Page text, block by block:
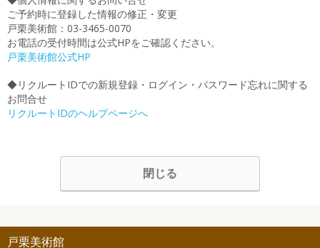
ご予約時に登録した情報の修正・変更
戸栗美術館：03-3465-0070
お電話の受付時間は公式HPをご確認ください。
戸栗美術館公式HP
◆リクルートIDでの新規登録・ログイン・パスワード忘れに関する
お問合せ
リクルートIDのヘルプページへ
閉じる
戸栗美術館